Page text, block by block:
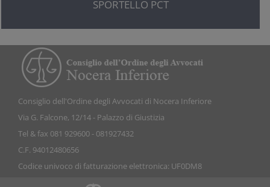
SPORTELLO PCT
Consiglio dell'Ordine degli Avvocati di Nocera Inferiore
Via G. Falcone, 12/14 - Palazzo di Giustizia
Tel & fax 081 929600 - 081927432
C.F. 94012480656
Codice univoco di fatturazione elettronica: UF0DM8